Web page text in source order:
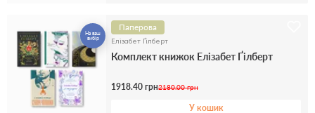
На ваш
вибір
Паперова
Елізабет Ґілберт
Комплект книжок Елізабет Ґілберт
1918.40 грн2180.00 грн
У кошик